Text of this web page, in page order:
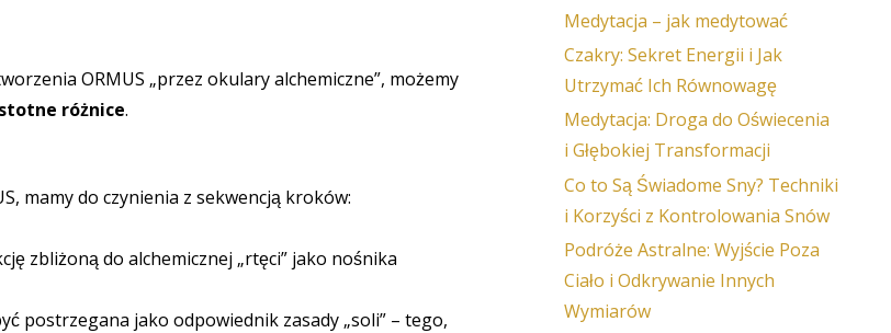
ORMUS „przez okulary alchemiczne”, możemy
różnice.
mamy do czynienia z sekwencją kroków:
zbliżoną do alchemicznej „rtęci” jako nośnika
postrzegana jako odpowiednik zasady „soli” – tego,
Medytacja – jak medytować
Czakry: Sekret Energii i Jak
Utrzymać Ich Równowagę
Medytacja: Droga do Oświecenia
i Głębokiej Transformacji
Co to Są Świadome Sny? Techniki
i Korzyści z Kontrolowania Snów
Podróże Astralne: Wyjście Poza
Ciało i Odkrywanie Innych
Wymiarów